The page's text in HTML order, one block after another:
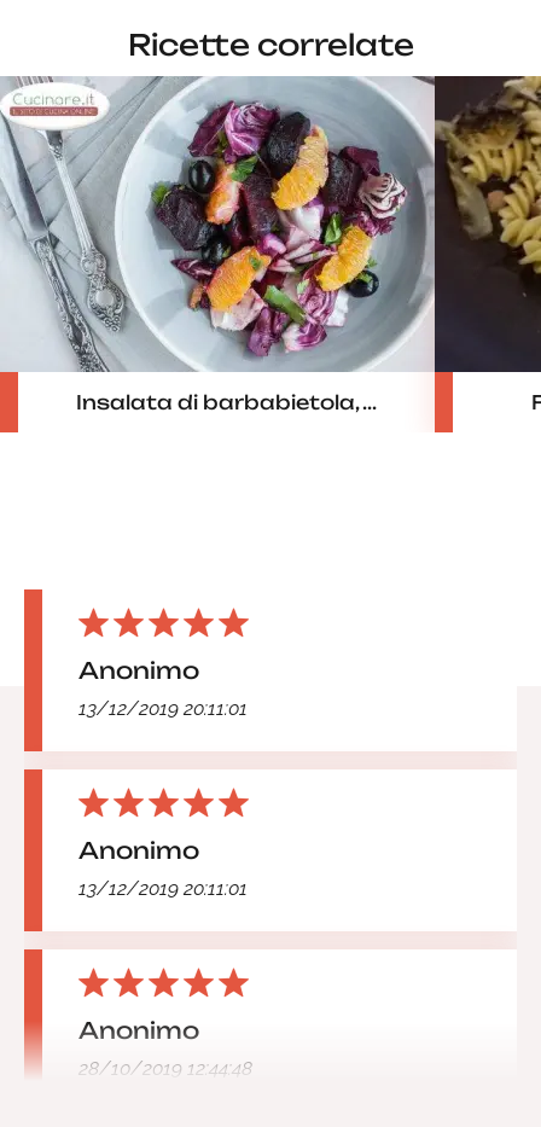
Ricette correlate
Insalata di barbabietola, ...
Anonimo
13/12/2019 20:11:01
Anonimo
13/12/2019 20:11:01
Anonimo
28/10/2019 12:44:48